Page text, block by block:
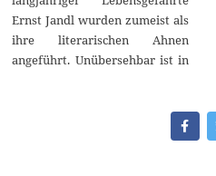
Ernst Jandl wurden zumeist als
ihre literarischen Ahnen
angeführt. Unübersehbar ist in